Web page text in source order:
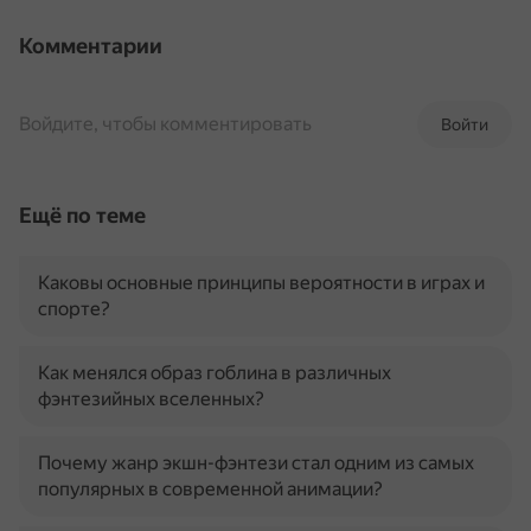
Комментарии
Войти
Войдите, чтобы комментировать
Ещё по теме
Каковы основные принципы вероятности в играх и
спорте?
Как менялся образ гоблина в различных
фэнтезийных вселенных?
Почему жанр экшн-фэнтези стал одним из самых
популярных в современной анимации?